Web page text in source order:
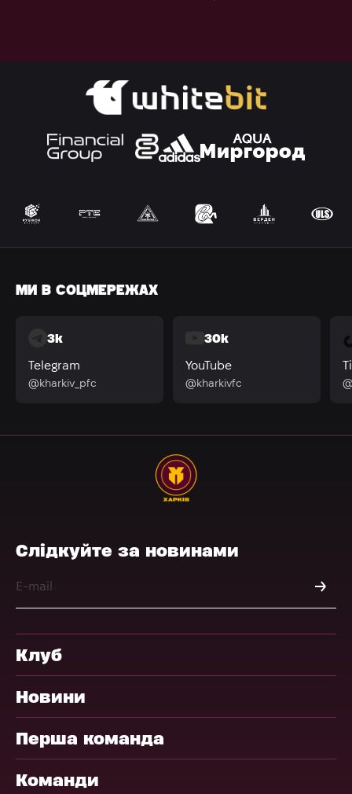
МИ В СОЦМЕРЕЖАХ
3k
Telegram
@kharkiv_pfc
30k
YouTube
@kharkivfc
Слідкуйте за новинами
Клуб
Новини
Перша команда
Команди